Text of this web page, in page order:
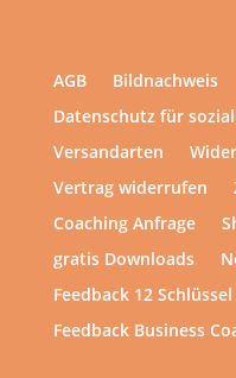
AGB Bildnachweis
Datenschutz für
Versandarten
Vertrag widerrufen
Coaching Anfrage
gratis Downloads
Feedback 12 Schlüssel
Feedback Business